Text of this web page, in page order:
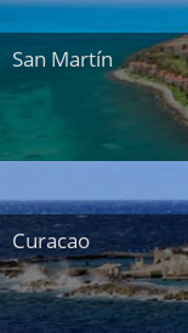
San Martín
Curacao